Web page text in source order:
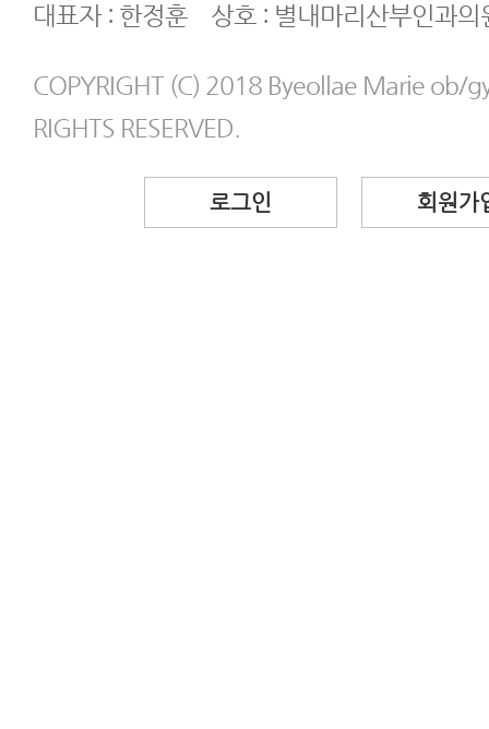
대표자 : 한정훈 상호 : 별내마리산부인과의
COPYRIGHT (C) 2018 Byeollae Marie ob/
RIGHTS RESERVED.
로그인 회원가